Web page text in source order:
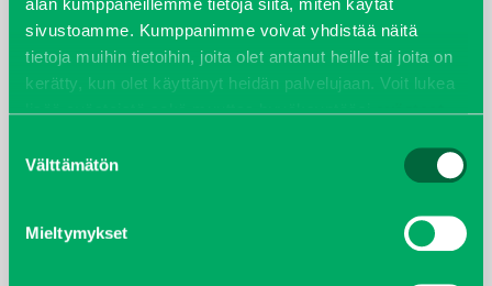
sivustoamme. Kumppanimme voivat yhdistää näitä
tietoja muihin tietoihin, joita olet antanut heille tai joita on
kerätty, kun olet käyttänyt heidän palvelujaan. Voit lukea
lisää evästeistä sekä muuttaa hyväksyntääsievästeet
valinta
Välttämätön
Mieltymykset
huhtikuu 2022
helmikuu 2022
joulukuu 2021
lokakuu 2021
kesäkuu 2021